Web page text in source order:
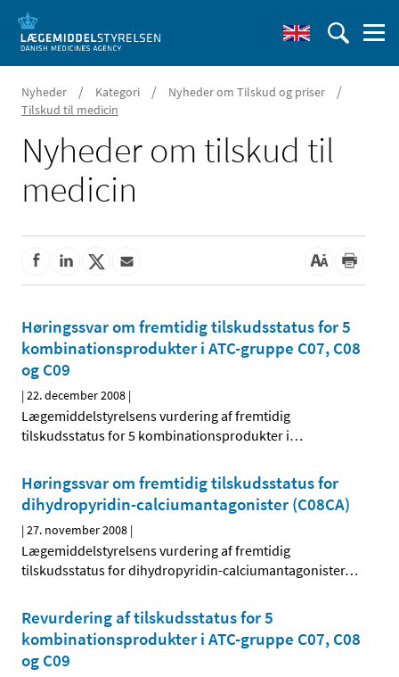
Nyheder / Kategori / Nyheder om Tilskud og priser /
Tilskud til medicin
Nyheder om tilskud til
medicin
Høringssvar om fremtidig tilskudsstatus for 5
kombinationsprodukter i ATC-gruppe C07, C08
og C09
|22. december 2008 |
Lægemiddelstyrelsens vurdering af fremtidig
tilskudsstatus for 5 kombinationsprodukter i…
Høringssvar om fremtidig tilskudsstatus for
dihydropyridin-calciumantagonister (C08CA)
|27. november 2008 |
Lægemiddelstyrelsens vurdering af fremtidig
tilskudsstatus for dihydropyridin-calciumantagonister…
Revurdering af tilskudsstatus for 5
kombinationsprodukter i ATC-gruppe C07, C08
og C09